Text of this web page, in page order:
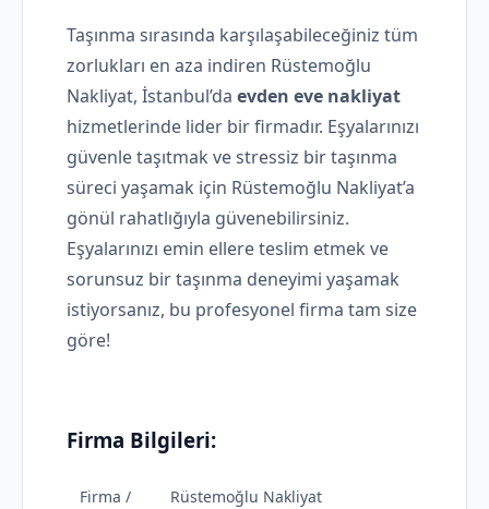
Taşınma sırasında karşılaşabileceğiniz tüm
zorlukları en aza indiren Rüstemoğlu
Nakliyat, İstanbul’da evden eve nakliyat
hizmetlerinde lider bir firmadır. Eşyalarınızı
güvenle taşıtmak ve stressiz bir taşınma
süreci yaşamak için Rüstemoğlu Nakliyat’a
gönül rahatlığıyla güvenebilirsiniz.
Eşyalarınızı emin ellere teslim etmek ve
sorunsuz bir taşınma deneyimi yaşamak
istiyorsanız, bu profesyonel firma tam size
göre!
Firma Bilgileri:
Firma /
Rüstemoğlu Nakliyat